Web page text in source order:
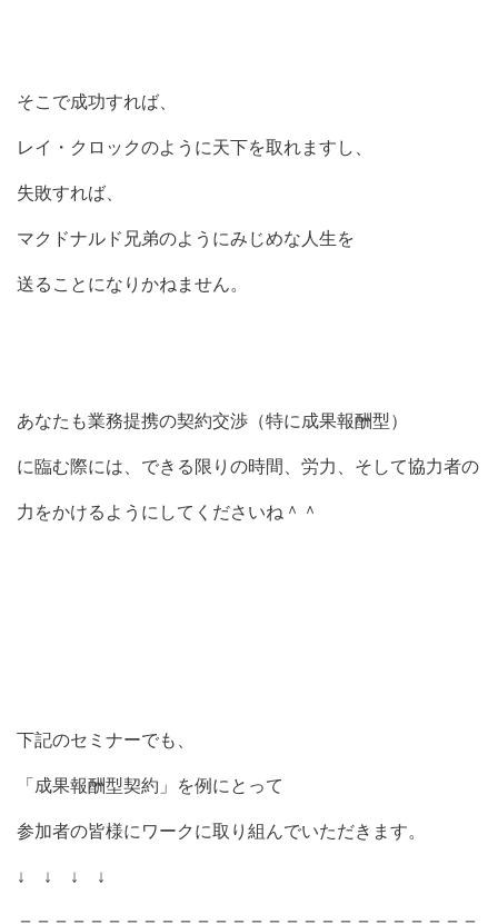
そこで成功すれば、
レイ・クロックのように天下を取れますし、
失敗すれば、
マクドナルド兄弟のようにみじめな人生を
送ることになりかねません。
あなたも業務提携の契約交渉（特に成果報酬型）
に臨む際には、できる限りの時間、労力、そして協力者の
力をかけるようにしてくださいね＾＾
下記のセミナーでも、
「成果報酬型契約」を例にとって
参加者の皆様にワークに取り組んでいただきます。
↓ ↓ ↓ ↓